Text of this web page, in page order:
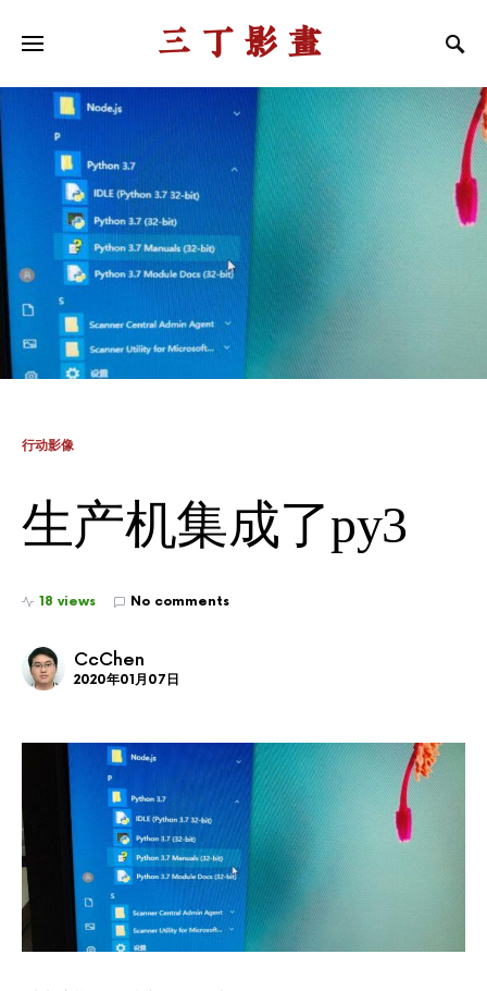
三丁影画
行动影像
生产机集成了py3
18 views No comments
CcChen
2020年01月07日